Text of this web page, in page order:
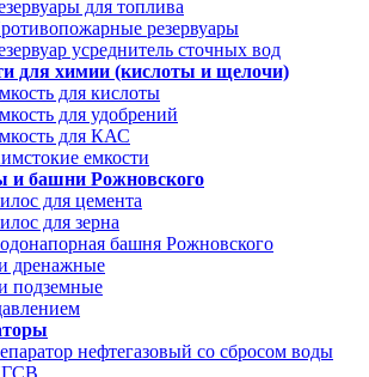
для топлива
резервуары
усреднитель сточных вод
для химии (кислоты и щелочи)
для кислоты
для удобрений
для КАС
емкости
и башни Рожновского
для цемента
для зерна
башня Рожновского
дренажные
подземные
нефтегазовый со сбросом воды